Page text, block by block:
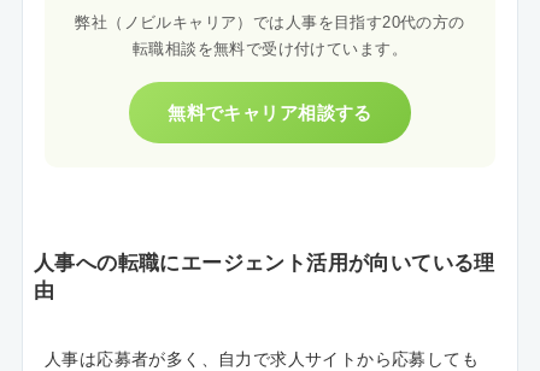
弊社（ノビルキャリア）では人事を目指す20代の方の
転職相談を無料で受け付けています。
無料でキャリア相談する
人事への転職にエージェント活用が向いている理
由
人事は応募者が多く、自力で求人サイトから応募しても